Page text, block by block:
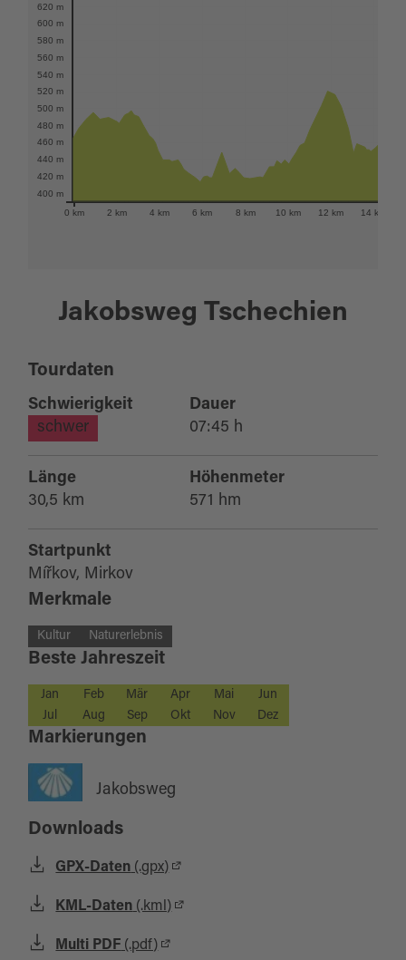
0 km 2 km 4 km 6 km 8 km 10 km 12 km 14 km
400 m
420 m
440 m
460 m
480 m
500 m
520 m
540 m
560 m
580 m
600 m
620 m
Jakobsweg Tschechien
Tourdaten
Schwierigkeit
schwer
Dauer
07:45 h
Länge
30,5 km
Höhenmeter
571 hm
Startpunkt
Mířkov, Mirkov
Merkmale
Kultur Naturerlebnis
Beste Jahreszeit
Jan Feb Mär Apr Mai
Jun
Jul
Aug Sep Okt Nov Dez
Markierungen
Jakobsweg
Downloads
GPX-Daten (.gpx)
KML-Daten (.kml)
Multi PDF (.pdf)